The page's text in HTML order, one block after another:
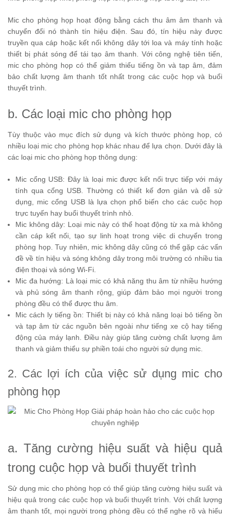
Mic cho phòng họp hoạt động bằng cách thu âm âm thanh và
chuyển đổi nó thành tín hiệu điện. Sau đó, tín hiệu này được
truyền qua cáp hoặc kết nối không dây tới loa và máy tính hoặc
thiết bị phát sóng để tái tạo âm thanh. Với công nghệ tiên tiến,
mic cho phòng họp có thể giảm thiểu tiếng ồn và tạp âm, đảm
bảo chất lượng âm thanh tốt nhất trong các cuộc họp và buổi
thuyết trình.
b. Các loại mic cho phòng họp
Tùy thuộc vào mục đích sử dụng và kích thước phòng họp, có
nhiều loại mic cho phòng họp khác nhau để lựa chọn. Dưới đây là
các loại mic cho phòng họp thông dụng:
Mic cổng USB: Đây là loại mic được kết nối trực tiếp với máy
tính qua cổng USB. Thường có thiết kế đơn giản và dễ sử
dụng, mic cổng USB là lựa chọn phổ biến cho các cuộc họp
trực tuyến hay buổi thuyết trình nhỏ.
Mic không dây: Loại mic này có thể hoạt động từ xa mà không
cần cáp kết nối, tạo sự linh hoạt trong việc di chuyển trong
phòng họp. Tuy nhiên, mic không dây cũng có thể gặp các vấn
đề về tín hiệu và sóng không dây trong môi trường có nhiều tia
điện thoại và sóng Wi-Fi.
Mic đa hướng: Là loại mic có khả năng thu âm từ nhiều hướng
và phủ sóng âm thanh rộng, giúp đảm bảo mọi người trong
phòng đều có thể được thu âm.
Mic cách ly tiếng ồn: Thiết bị này có khả năng loại bỏ tiếng ồn
và tạp âm từ các nguồn bên ngoài như tiếng xe cộ hay tiếng
động của máy lạnh. Điều này giúp tăng cường chất lượng âm
thanh và giảm thiểu sự phiền toái cho người sử dụng mic.
2. Các lợi ích của việc sử dụng mic cho
phòng họp
a. Tăng cường hiệu suất và hiệu quả
trong cuộc họp và buổi thuyết trình
Sử dụng mic cho phòng họp có thể giúp tăng cường hiệu suất và
hiệu quả trong các cuộc họp và buổi thuyết trình. Với chất lượng
âm thanh tốt, mọi người trong phòng đều có thể nghe rõ và hiểu